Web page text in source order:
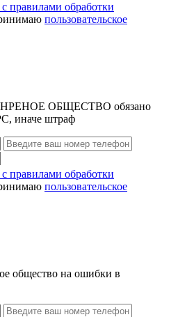
с правилами обработки
пользовательское
ОБЩЕСТВО обязано
иначе штраф
с правилами обработки
пользовательское
общество на ошибки в